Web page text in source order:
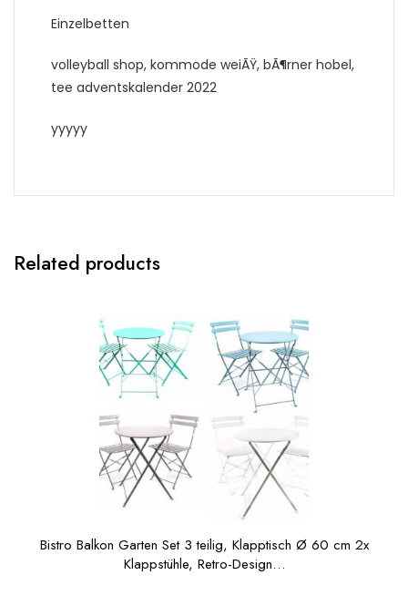
Einzelbetten
volleyball shop, kommode weiÃŸ, bÃ¶rner hobel,
tee adventskalender 2022
yyyyy
Related products
Bistro Balkon Garten Set 3 teilig, Klapptisch Ø 60 cm 2x
Klappstühle, Retro-Design…